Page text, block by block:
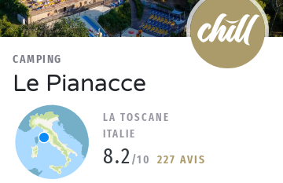
CAMPING
Le Pianacce
LA TOSCANE
ITALIE
8.2/10 227 AVIS